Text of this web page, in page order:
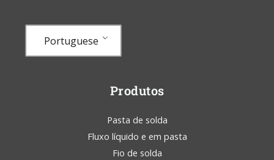
Portuguese
Produtos
Pasta de solda
Fluxo líquido e em pasta
Fio de solda